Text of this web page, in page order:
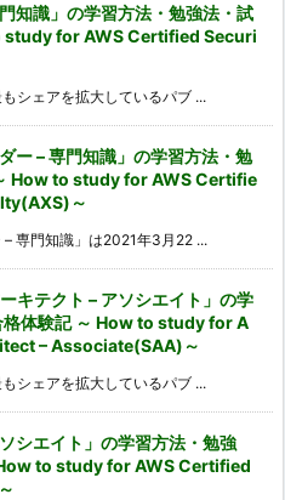
知識」の学習方法・勉強法・試
study for AWS Certified Securi
シェアを拡大しているパブ ...
ー – 専門知識」の学習方法・勉
How to study for AWS Certifie
～
専門知識」は2021年3月22 ...
キテクト – アソシエイト」の学
格体験記 ～ How to study for A
– Associate(SAA)～
シェアを拡大しているパブ ...
シエイト」の学習方法・勉強
to study for AWS Certified